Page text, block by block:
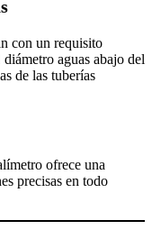
con un requisito
aguas abajo del
de las tuberías
ofrece una
precisas en todo